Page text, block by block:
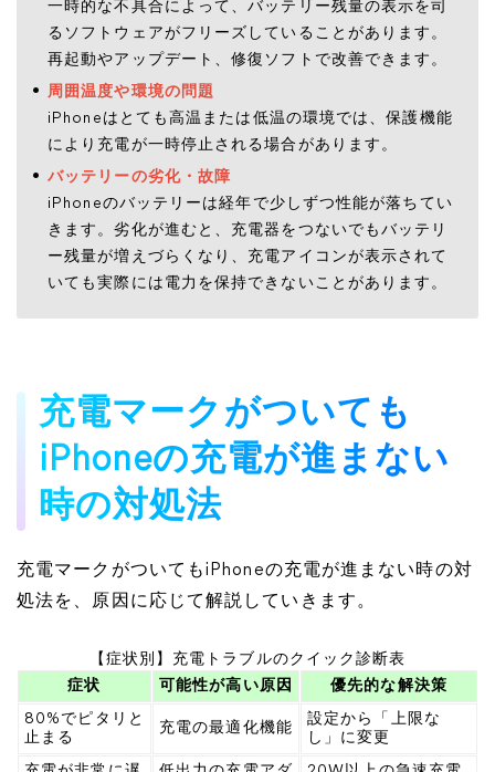
一時的な不具合によって、バッテリー残量の表示を司
るソフトウェアがフリーズしていることがあります。
再起動やアップデート、修復ソフトで改善できます。
周囲温度や環境の問題
iPhoneはとても高温または低温の環境では、保護機能
により充電が一時停止される場合があります。
バッテリーの劣化・故障
iPhoneのバッテリーは経年で少しずつ性能が落ちてい
きます。劣化が進むと、充電器をつないでもバッテリ
ー残量が増えづらくなり、充電アイコンが表示されて
いても実際には電力を保持できないことがあります。
充電マークがついても
iPhoneの充電が進まない
時の対処法
充電マークがついてもiPhoneの充電が進まない時の対
処法を、原因に応じて解説していきます。
【症状別】充電トラブルのクイック診断表
症状
可能性が高い原因
優先的な解決策
80%でピタリと
止まる
充電の最適化機能
設定から「上限な
し」に変更